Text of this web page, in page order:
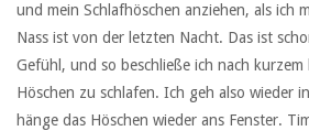
und mein Schlafhöschen anziehen, als ich
Nass ist von der letzten Nacht. Das ist
Gefühl, und so beschließe ich nach
Höschen zu schlafen. Ich geh also wieder
hänge das Höschen wieder ans Fenster.